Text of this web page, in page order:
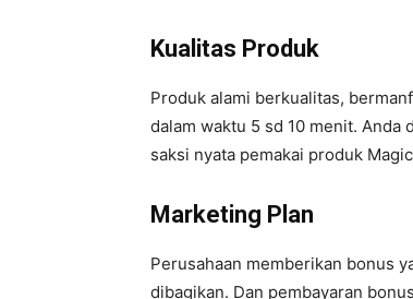
Kualitas Produk
Produk alami berkualitas,
dalam waktu 5 sd 10 menit. Anda
saksi nyata pemakai produk
Marketing Plan
Perusahaan memberikan bonus
dibagikan. Dan pembayaran